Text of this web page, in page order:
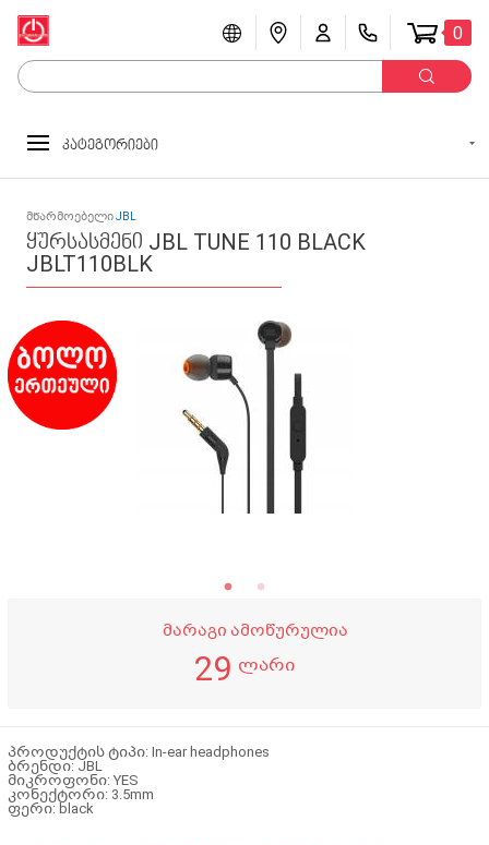
0
კატეგორიები
მწარმოებელიJBL
ყურსასმენი JBL TUNE 110 BLACK
JBLT110BLK
მარაგი ამოწურულია
29 ლარი
პროდუქტის ტიპი: In-ear headphones
ბრენდი: JBL
მიკროფონი: YES
კონექტორი: 3.5mm
ფერი: black